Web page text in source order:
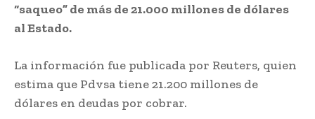
“saqueo” de más de 21.000 millones de dólares
al Estado.
La información fue publicada por Reuters, quien
estima que Pdvsa tiene 21.200 millones de
dólares en deudas por cobrar.